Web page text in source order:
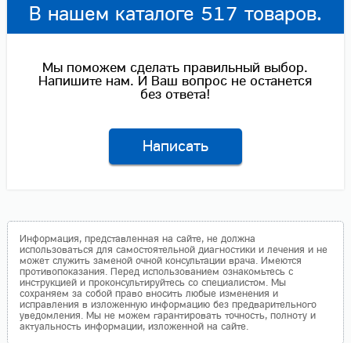
В нашем каталоге 517 товаров.
Мы поможем сделать правильный выбор.
Напишите нам. И Ваш вопрос не останется
без ответа!
Написать
Информация, представленная на сайте, не должна
использоваться для самостоятельной диагностики и лечения и не
может служить заменой очной консультации врача. Имеются
противопоказания. Перед использованием ознакомьтесь с
инструкцией и проконсультируйтесь со специалистом. Мы
сохраняем за собой право вносить любые изменения и
исправления в изложенную информацию без предварительного
уведомления. Мы не можем гарантировать точность, полноту и
актуальность информации, изложенной на сайте.